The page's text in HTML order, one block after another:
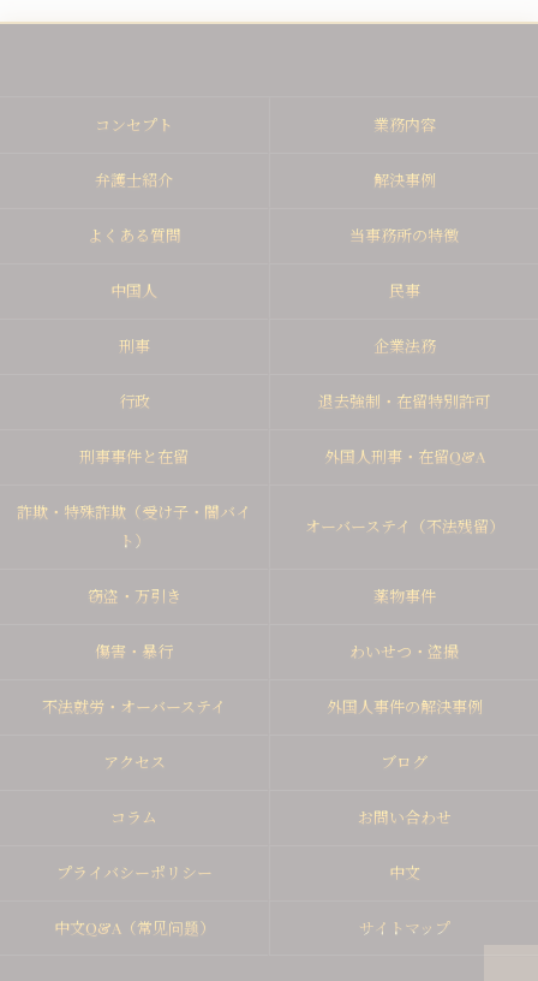
コンセプト 業務内容
弁護士紹介 解決事例
よくある質問 当事務所の特徴
中国人 民事
刑事 企業法務
行政 退去強制・在留特別許可
刑事事件と在留 外国人刑事・在留Q&A
詐欺・特殊詐欺（受け子・闇バイ
ト）
オーバーステイ（不法残留）
窃盗・万引き 薬物事件
傷害・暴行 わいせつ・盗撮
不法就労・オーバーステイ 外国人事件の解決事例
アクセス ブログ
コラム お問い合わせ
プライバシーポリシー 中文
中文Q&A（常见问题） サイトマップ